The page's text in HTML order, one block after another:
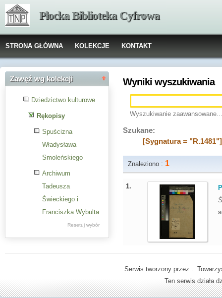
Płocka Biblioteka Cyfrowa
STRONA GŁÓWNA KOLEKCJE KONTAKT
Zawęź wg kolekcji
Dziedzictwo kulturowe
Rękopisy
Spuścizna
Władysława
Smoleńskiego
Archiwum
Tadeusza
Świeckiego i
Franciszka Wybulta
Spuścizna
Macieszy
Książki (do 1945 r.)
Resetuj wybór
Wyniki wyszukiwania
Wyszukiwanie zaawansowane...
Szukane:
[Sygnatura = "R.1481"]
Znaleziono : 1
1.
Serwis tworzony przez :
Ten serwis działa